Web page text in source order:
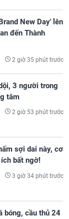
New Day' lên
đến Thành
2 giờ 35 phút trước
3 người trong
tâm
2 giờ 53 phút trước
sợi dai này, cơ
bất ngờ!
3 giờ 34 phút trước
bóng, cầu thủ 24